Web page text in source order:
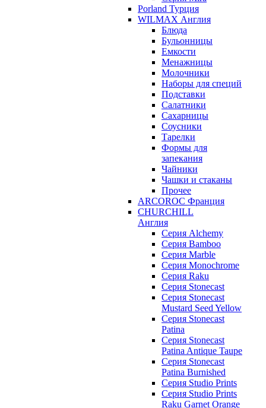
Porland Турция
WILMAX Англия
Блюда
Бульонницы
Емкости
Менажницы
Молочники
Наборы для специй
Подставки
Салатники
Сахарницы
Соусники
Тарелки
Формы для
запекания
Чайники
Чашки и стаканы
Прочее
ARCOROC Франция
CHURCHILL
Англия
Серия Alchemy
Серия Bamboo
Серия Marble
Серия Monochrome
Серия Raku
Серия Stonecast
Серия Stonecast
Mustard Seed Yellow
Серия Stonecast
Patina
Серия Stonecast
Patina Antique Taupe
Серия Stonecast
Patina Burnished
Серия Studio Prints
Серия Studio Prints
Raku Garnet Orange